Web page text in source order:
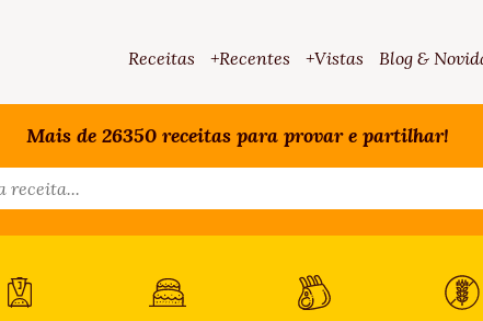
Receitas +Recentes +Vistas Blog &
Mais de 26350 receitas para provar e partilhar!